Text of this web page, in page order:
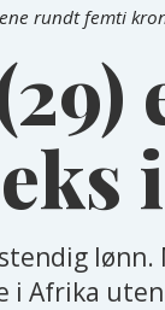
rundt femti
i Afrika